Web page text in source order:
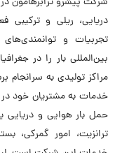
دریایی، ریلی و ترکیبی
تجربیات و
بین‌المللی بار را در
مراکز تولیدی به سرانجام
خدمات به مشتریان خود در
حمل بار هوایی و دریایی
ترانزیت، امور گمرکی،